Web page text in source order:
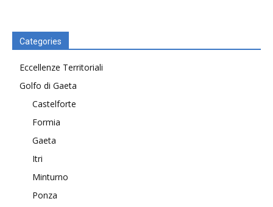
Categories
Eccellenze Territoriali
Golfo di Gaeta
Castelforte
Formia
Gaeta
Itri
Minturno
Ponza